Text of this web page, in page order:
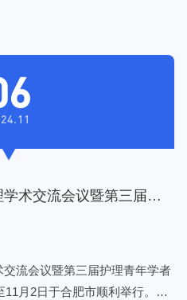
术交流会议暨第三届护
流会议暨第三届护理青年学者
11月2日于合肥市顺利举行。此